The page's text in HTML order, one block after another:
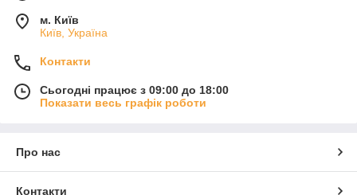
м. Київ
Київ, Україна
Контакти
Сьогодні працює з 09:00 до 18:00
Показати весь графік роботи
Про нас
Контакти